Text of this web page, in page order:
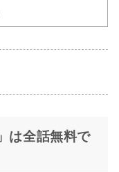
は全話無料で